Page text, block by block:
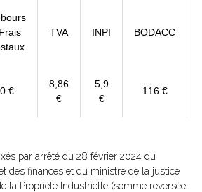
TVA INPI BODACC
0 €
8,86
€
5,9
€
116 €
par arrêté du 28 février 2024 du
des finances et du ministre de la justice
la Propriété Industrielle (somme reversée